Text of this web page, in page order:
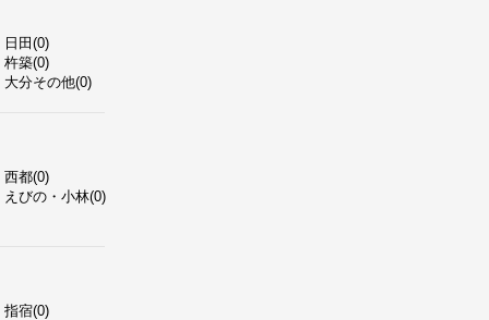
日田(0)
杵築(0)
大分その他(0)
西都(0)
えびの・小林(0)
指宿(0)